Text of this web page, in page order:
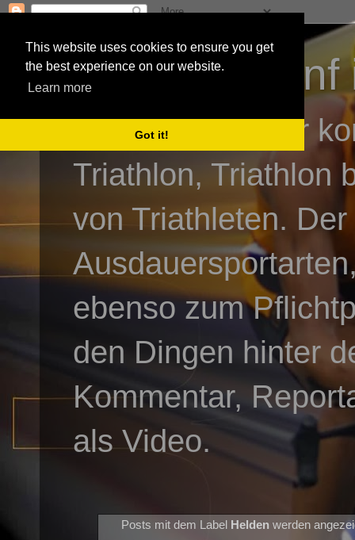
This website uses cookies to ensure you get
the best experience on our website.
Learn more
Got it!
3athlon - #dnf
Kai Baumgartner
Triathlon, Triathlon
von Triathleten.
ebenso zum
den Dingen hinter
Kommentar,
als Video.
Posts mit dem Label Helden werden